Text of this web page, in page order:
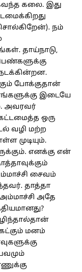
கலை. இது
நம்
தாய்நாடு,
போக்குதான்
இடையே
அவரவர்
ஒரு
வழி மற்ற
முடியும்.
எனக்கு என்
சைவம்
தாத்தா
அதே
மனம்